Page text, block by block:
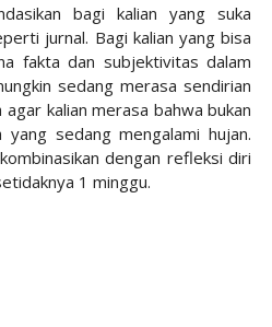
bagi kalian yang suka
jurnal. Bagi kalian yang bisa
fakta dan subjektivitas dalam
sedang merasa sendirian
kalian merasa bahwa bukan
yang sedang mengalami hujan.
dengan refleksi diri
1 minggu.